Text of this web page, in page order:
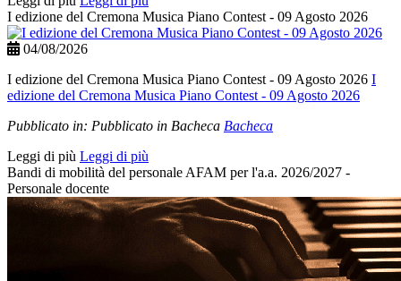
I edizione del Cremona Musica Piano Contest - 09 Agosto 2026
04/08/2026
I edizione del Cremona Musica Piano Contest - 09 Agosto 2026 I
edizione del Cremona Musica Piano Contest - 09 Agosto 2026
Pubblicato in: Pubblicato in Bacheca Bacheca
Leggi di più Leggi di più
Bandi di mobilità del personale AFAM per l'a.a. 2026/2027 -
Personale docente